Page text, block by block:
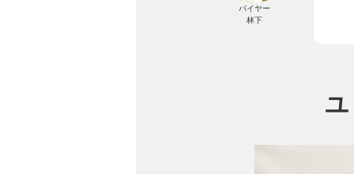
バイヤー
林下